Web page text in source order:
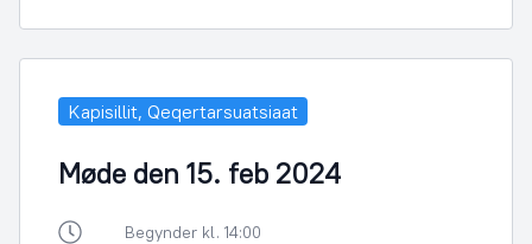
Kapisillit, Qeqertarsuatsiaat
Møde den 15. feb 2024
Begynder kl. 14:00